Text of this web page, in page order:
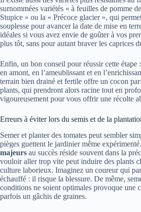
surnommées variétés « à feuilles de pomme
Stupice » ou la « Précoce glacier », qui
souplesse pour avancer la date de mise en
idéales si vous avez envie de goûter à vos
plus tôt, sans pour autant braver les caprices
Enfin, un bon conseil pour réussir cette étape
en amont, en l’ameublissant et en
terrain bien drainé et fertile offre un cocon
plants, qui prendront alors racine tout en
vigoureusement pour vous offrir une récolte
Erreurs à éviter lors du semis et de la
Semer et planter des tomates peut sembler
pièges guettent le jardinier même
majeurs au succès réside souvent dans la
vouloir aller trop vite peut induire des plants
culture laborieux. Imaginez un coureur qui
échauffé : il risque la blessure. De même,
conditions ne soient optimales provoque une
parfois un gâchis de graines.